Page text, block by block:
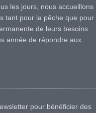
les jours, nous accueillons
tant pour la pêche que pour
de leurs besoins
année de répondre aux
pour bénéficier des